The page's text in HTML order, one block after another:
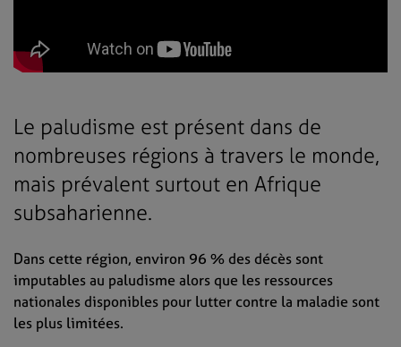
Le paludisme est présent dans de
nombreuses régions à travers le monde,
mais prévalent surtout en Afrique
subsaharienne.
Dans cette région, environ 96 % des décès sont
imputables au paludisme alors que les ressources
nationales disponibles pour lutter contre la maladie sont
les plus limitées.